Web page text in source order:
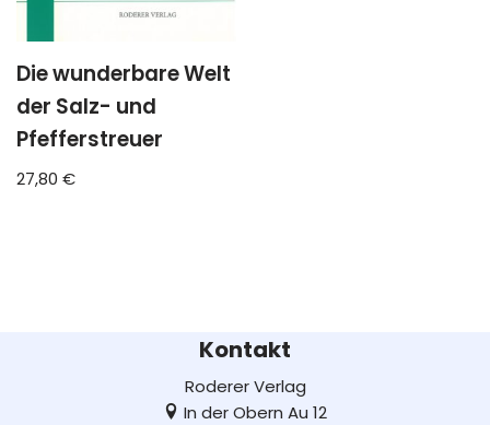
Die wunderbare Welt
der Salz- und
Pfefferstreuer
27,80 €
Kontakt
Roderer Verlag
In der Obern Au 12